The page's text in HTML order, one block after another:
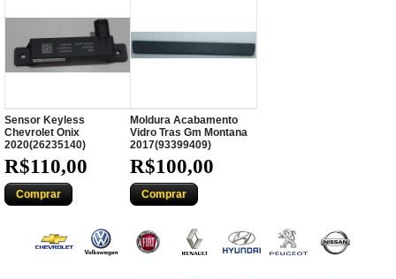
Sensor Keyless
Chevrolet Onix
2020(26235140)
R$110,00
Comprar
Moldura Acabamento
Vidro Tras Gm Montana
2017(93399409)
R$100,00
Comprar